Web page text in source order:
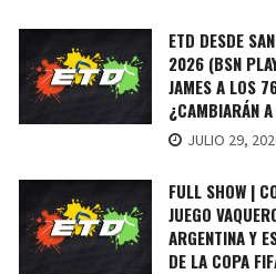
ETD DESDE
2026 (BSN
JAMES A LOS
¿CAMBIARÁN
JULIO 29,
FULL SHOW |
JUEGO
ARGENTINA Y
DE LA COPA